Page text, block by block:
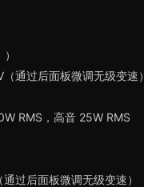
通过后面板微调无级变速）
RMS，高音 25W RMS
过后面板微调无级变速）